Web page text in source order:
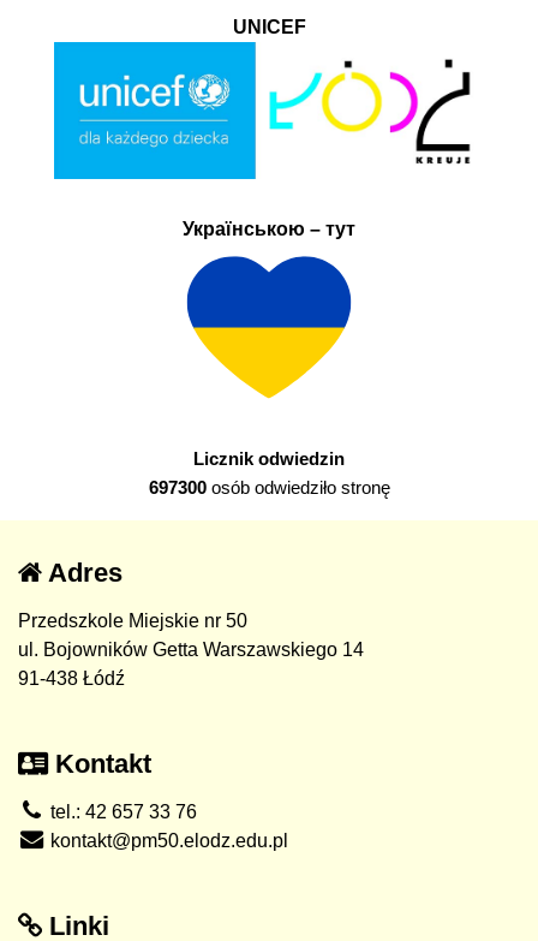
UNICEF
Українською – тут
Licznik odwiedzin
697300osób odwiedziło stronę
Adres
Przedszkole Miejskie nr 50
ul. Bojowników Getta Warszawskiego 14
91-438 Łódź
Kontakt
tel.: 42 657 33 76
kontakt@pm50.elodz.edu.pl
Linki